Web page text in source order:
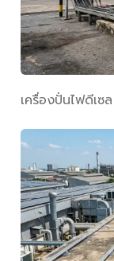
เครื่องปั่นไฟดีเ